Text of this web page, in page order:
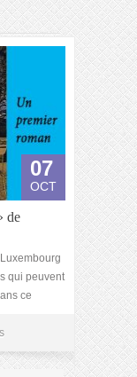
07
OCT
de
qui peuvent
ce